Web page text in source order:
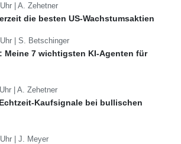
| A. Zehetner
die besten US-Wachstumsaktien
| S. Betschinger
Meine 7 wichtigsten KI-Agenten für
| A. Zehetner
Kaufsignale bei bullischen
| J. Meyer